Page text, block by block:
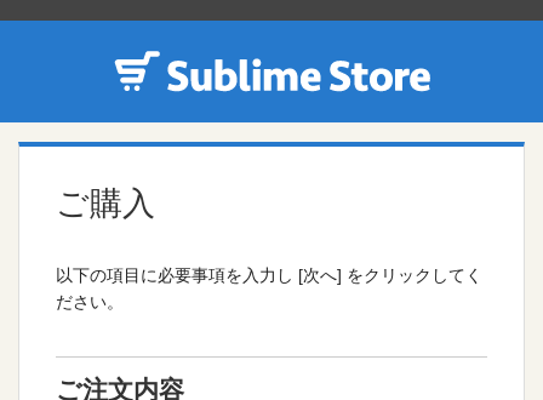
ご購入
以下の項目に必要事項を入力し [次へ] をクリックしてく
ださい。
ご注文内容